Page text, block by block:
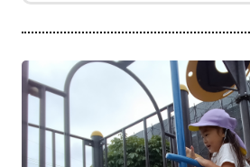
048-631-3721